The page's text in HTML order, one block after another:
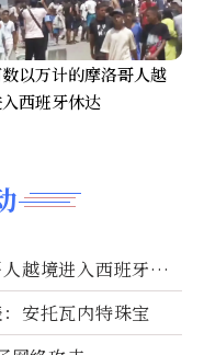
越境进入西班牙休
安托瓦内特珠宝
以万计的摩洛哥人越
西班牙休达